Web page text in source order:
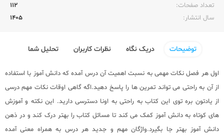
تعداد صفحات:‌
112
سال انتشار:‌
1405
توضیحات دریک نگاه نظرات کاربران تحلیل شما
اول هر فصل نکات مهمی به نسبت اهمیت آن درس آمده که دانش آموز با استفاده
از آن به راحتی می تواند تمرین ها را پاسخ دهید.اگه گاهی اوقات نکات مهم درسی
از یادتون بره توی این کتاب به راحتی به اونا دسترسی دارید. این نکته و آموزش
های کوتاه به دانش آموز کمک می کند تا مسائل کتاب را بهتر درک کند و در ذهن
دانش آموز بهتر جا بگیرد.واژگان مهم و جدید هر درس به همراه معنی آمده